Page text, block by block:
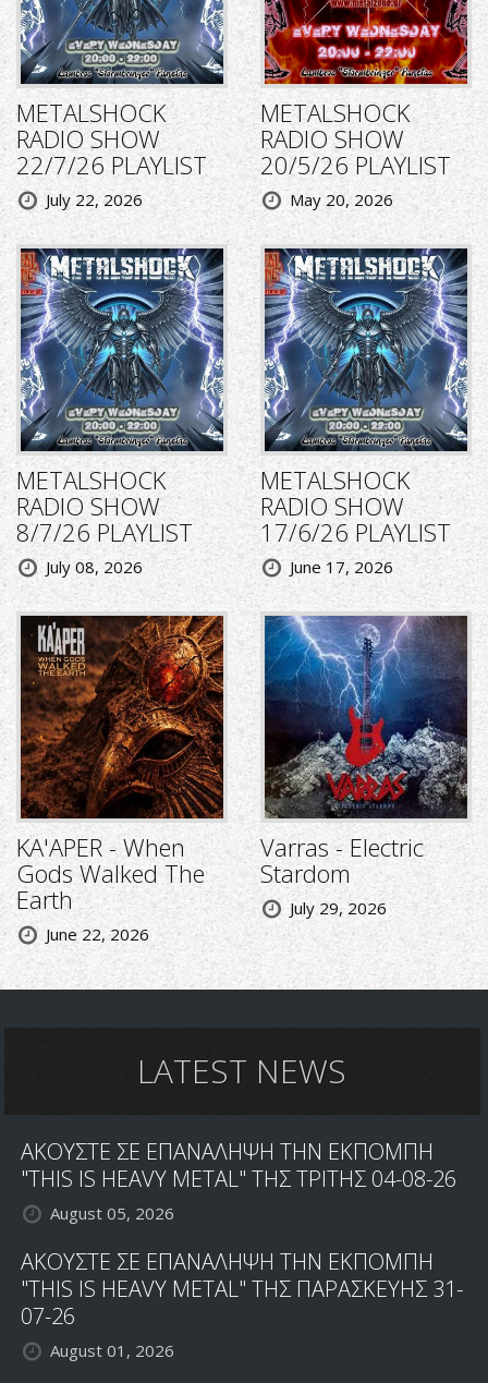
METALSHOCK
RADIO SHOW
22/7/26 PLAYLIST
July 22, 2026
METALSHOCK
RADIO SHOW
20/5/26 PLAYLIST
May 20, 2026
METALSHOCK
RADIO SHOW
8/7/26 PLAYLIST
July 08, 2026
METALSHOCK
RADIO SHOW
17/6/26 PLAYLIST
June 17, 2026
KA'APER - When
Gods Walked The
Earth
June 22, 2026
Varras - Electric
Stardom
July 29, 2026
LATEST NEWS
ΑΚΟΥΣΤΕ ΣΕ ΕΠΑΝΑΛΗΨΗ ΤΗΝ ΕΚΠΟΜΠΗ
"THIS IS HEAVY METAL" ΤΗΣ ΤΡΙΤΗΣ 04-08-26
August 05, 2026
ΑΚΟΥΣΤΕ ΣΕ ΕΠΑΝΑΛΗΨΗ ΤΗΝ ΕΚΠΟΜΠΗ
"THIS IS HEAVY METAL" ΤΗΣ ΠΑΡΑΣΚΕΥΗΣ 31-
07-26
August 01, 2026